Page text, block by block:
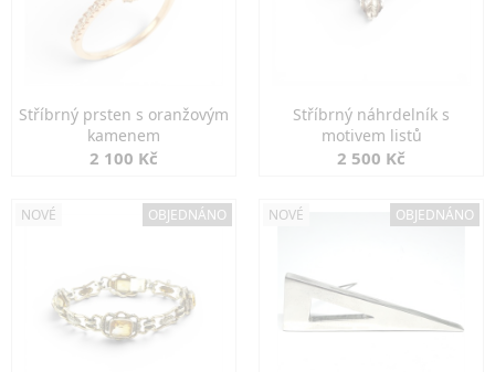
Stříbrný prsten s oranžovým
kamenem
2 100 Kč
Stříbrný náhrdelník s
motivem listů
2 500 Kč
NOVÉ OBJEDNÁNO NOVÉ OBJEDNÁNO